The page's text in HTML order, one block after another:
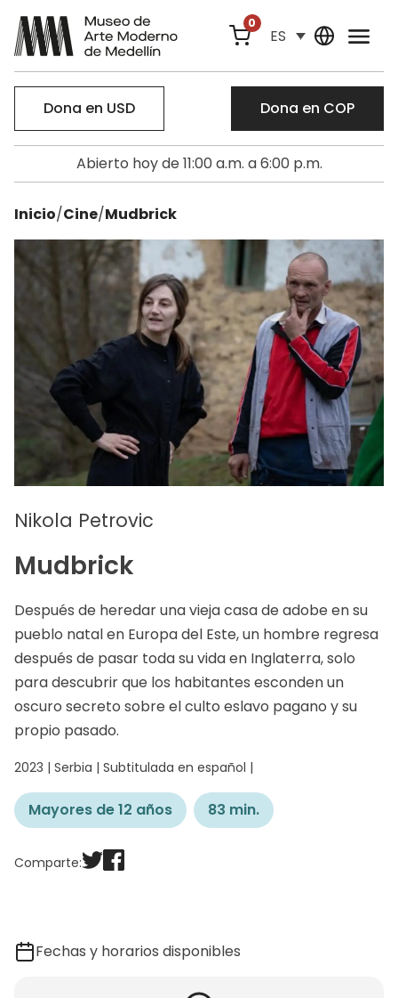
0
ES
Dona en USD Dona en COP
Abierto hoy de 11:00 a.m. a 6:00 p.m.
Inicio/Cine/Mudbrick
Nikola Petrovic
Mudbrick
Después de heredar una vieja casa de adobe en su
pueblo natal en Europa del Este, un hombre regresa
después de pasar toda su vida en Inglaterra, solo
para descubrir que los habitantes esconden un
oscuro secreto sobre el culto eslavo pagano y su
propio pasado.
2023 | Serbia | Subtitulada en español |
Mayores de 12 años 83 min.
Comparte:
Fechas y horarios disponibles